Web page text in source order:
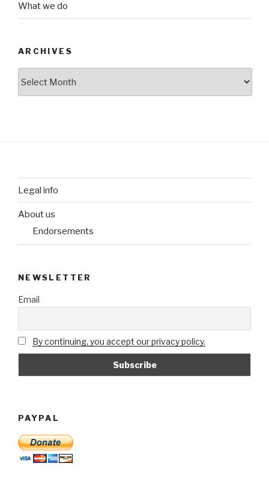
What we do
ARCHIVES
Legal info
About us
Endorsements
NEWSLETTER
Email
By continuing, you accept our privacy policy.
PAYPAL